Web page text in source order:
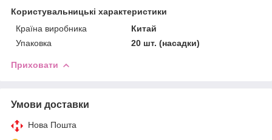
Користувальницькі характеристики
Країна виробника
Китай
Упаковка
20 шт. (насадки)
Приховати
Умови доставки
Нова Пошта